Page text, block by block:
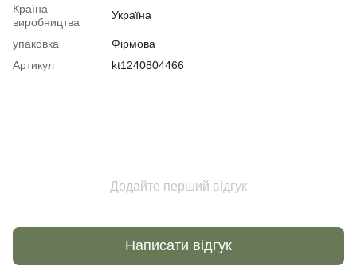
Країна
виробництва
Україна
упаковка
Фірмова
Артикул
kt1240804466
Додайте перший відгук
Написати відгук